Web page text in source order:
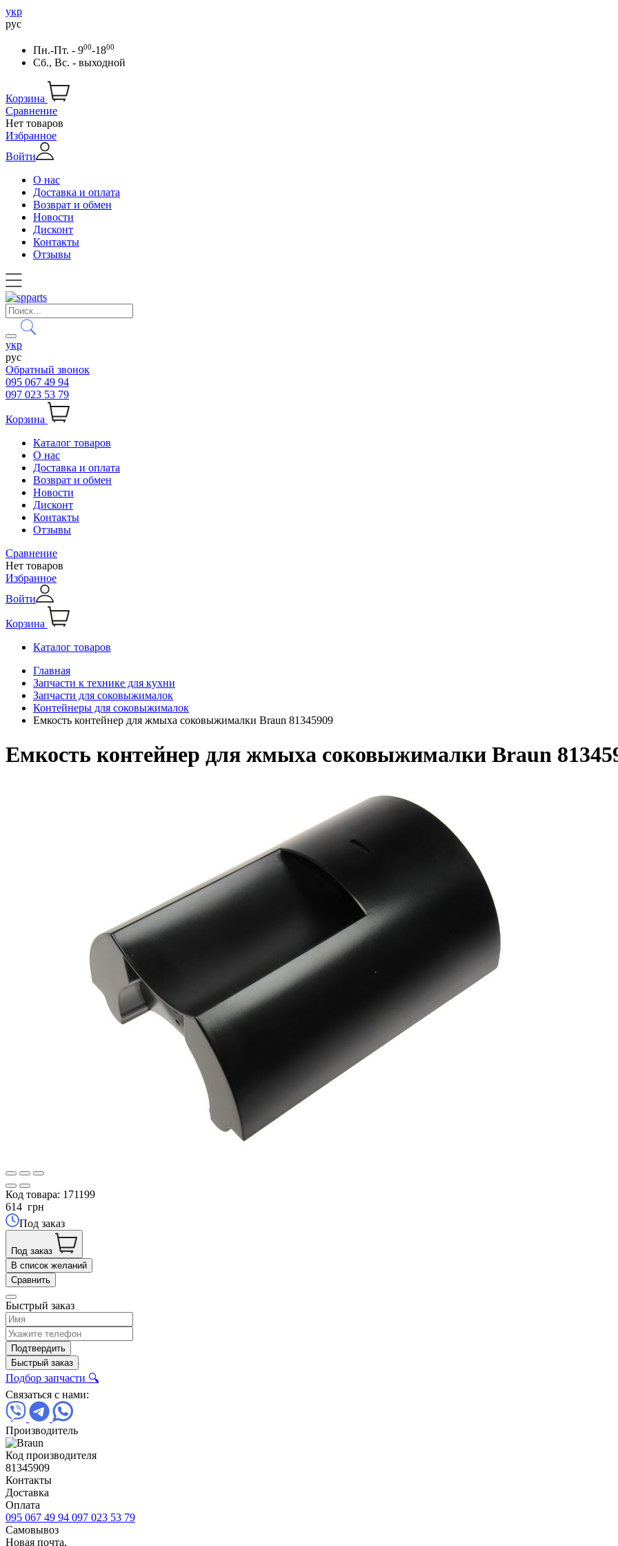
укр
рус
Пн.-Пт. - 900-1800
Сб., Вс. - выходной
Корзина
Сравнение
Нет товаров
Избранное
Войти
О нас
Доставка и оплата
Возврат и обмен
Новости
Дисконт
Контакты
Отзывы
укр
рус
Обратный звонок
095 067 49 94
097 023 53 79
Корзина
Каталог товаров
О нас
Доставка и оплата
Возврат и обмен
Новости
Дисконт
Контакты
Отзывы
Сравнение
Нет товаров
Избранное
Войти
Корзина
Каталог товаров
Главная
Запчасти к технике для кухни
Запчасти для соковыжималок
Контейнеры для соковыжималок
Емкость контейнер для жмыха соковыжималки Braun 81345909
Емкость контейнер для жмыха соковыжималки Braun
Код товара: 171199
614 грн
Под заказ
Под заказ
В список желаний
Сравнить
Быстрый заказ
Подтвердить
Быстрый заказ
Подбор запчасти 🔍
Связаться с нами:
Производитель
Код производителя
81345909
Контакты
Доставка
Оплата
095 067 49 94 097 023 53 79
Самовывоз
Новая почта,